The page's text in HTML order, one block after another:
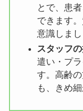
とで、患
できます
意識しまし
スタッフ
遣い・プ
す。高齢
も、きめ